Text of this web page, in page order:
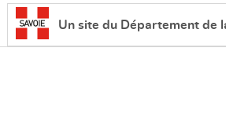
Un site du Département de